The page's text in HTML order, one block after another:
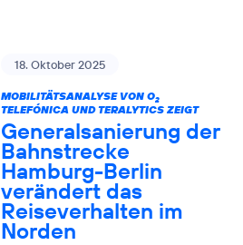
18. Oktober 2025
MOBILITÄTSANALYSE VON O2
TELEFÓNICA UND TERALYTICS ZEIGT
Generalsanierung der
Bahnstrecke
Hamburg-Berlin
verändert das
Reiseverhalten im
Norden